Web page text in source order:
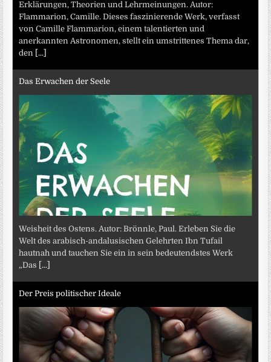
Erklärungen, Theorien und Lehrmeinungen. Autor:
Flammarion, Camille. Dieses faszinierende Werk, verfasst
von Camille Flammarion, einem talentierten und
anerkannten Astronomen, stellt ein umstrittenes Thema dar,
den [...]
Das Erwachen der Seele
Weisheit des Ostens. Autor: Brönnle, Paul. Erleben Sie die
Welt des arabisch-andalusischen Gelehrten Ibn Tufail
hautnah und tauchen Sie ein in sein bedeutendstes Werk
„Das [...]
Der Preis politischer Ideale